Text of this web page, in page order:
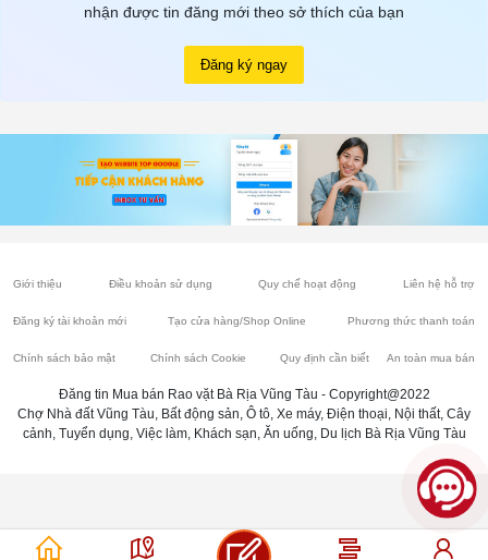
nhận được tin đăng mới theo sở thích của bạn
Đăng ký ngay
Giới thiệu Điều khoản sử dụng Quy chế hoạt động Liên hệ hỗ trợ
Đăng ký tài khoản mới Tạo cửa hàng/Shop Online Phương thức thanh toán
Chính sách bảo mật Chính sách Cookie Quy định cần biết An toàn mua bán
Đăng tin Mua bán Rao vặt Bà Rịa Vũng Tàu - Copyright@2022
Chợ Nhà đất Vũng Tàu, Bất động sản, Ô tô, Xe máy, Điện thoại, Nội thất, Cây
cảnh, Tuyển dụng, Việc làm, Khách sạn, Ăn uống, Du lịch Bà Rịa Vũng Tàu